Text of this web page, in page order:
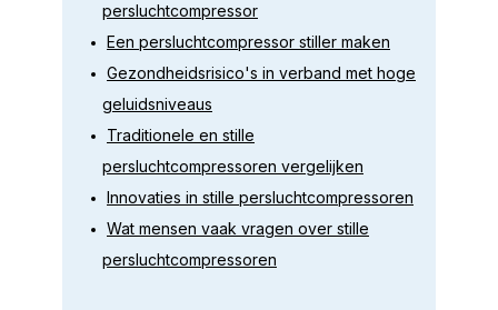
persluchtcompressor
Een persluchtcompressor stiller maken
Gezondheidsrisico's in verband met hoge
geluidsniveaus
Traditionele en stille
persluchtcompressoren vergelijken
Innovaties in stille persluchtcompressoren
Wat mensen vaak vragen over stille
persluchtcompressoren